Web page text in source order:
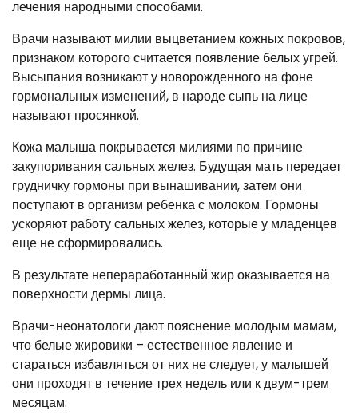
лечения народными способами.
Врачи называют милии выцветанием кожных покровов,
признаком которого считается появление белых угрей.
Высыпания возникают у новорожденного на фоне
гормональных изменений, в народе сыпь на лице
называют просянкой.
Кожа малыша покрывается милиями по причине
закупоривания сальных желез. Будущая мать передает
грудничку гормоны при вынашивании, затем они
поступают в организм ребенка с молоком. Гормоны
ускоряют работу сальных желез, которые у младенцев
еще не сформировались.
В результате непераработанный жир оказывается на
поверхности дермы лица.
Врачи-неонатологи дают пояснение молодым мамам,
что белые жировики – естественное явление и
стараться избавляться от них не следует, у малышей
они проходят в течение трех недель или к двум-трем
месяцам.